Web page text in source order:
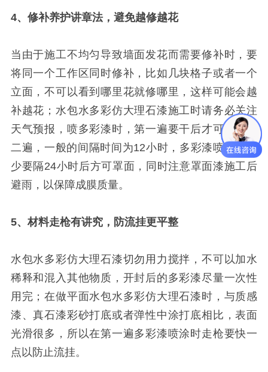
4、修补养护讲章法，避免越修越花
当由于施工不均匀导致墙面发花而需要修补时，要
将同一个工作区同时修补，比如几块格子或者一个
立面，不可以看到哪里花就修哪里，这样可能会越
补越花；水包水多彩仿大理石漆施工时请务必关注
天气预报，喷多彩漆时，第一遍要干后才可以喷第
二遍，一般的间隔时间为12小时，多彩漆喷完后至
少要隔24小时后方可罩面，同时注意罩面漆施工后
避雨，以保障成膜质量。
5、材料走枪有讲究，防流挂更平整
水包水多彩仿大理石漆切勿用力搅拌，不可以加水
稀释和混入其他物质，开封后的多彩漆尽量一次性
用完；在做平面水包水多彩仿大理石漆时，与质感
漆、真石漆彩砂打底或者弹性中涂打底相比，表面
光滑很多，所以在第一遍多彩漆喷涂时走枪要快一
点以防止流挂。